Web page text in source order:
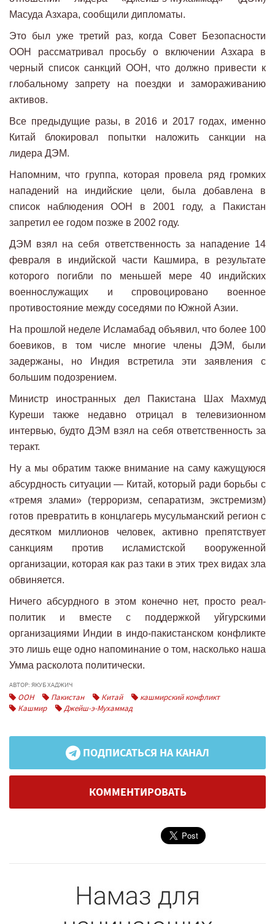
Масуда Азхара, сообщили дипломаты.
Это был уже третий раз, когда Совет Безопасности
ООН рассматривал просьбу о включении Азхара в
черный список санкций ООН, что должно привести к
глобальному запрету на поездки и замораживанию
активов.
Все предыдущие разы, в 2016 и 2017 годах, именно
Китай блокировал попытки наложить санкции на
лидера ДЭМ.
Напомним, что группа, которая провела ряд громких
нападений на индийские цели, была добавлена ​​в
список наблюдения ООН в 2001 году, а Пакистан
запретил ее годом позже в 2002 году.
ДЭМ взял на себя ответственность за нападение 14
февраля в индийской части Кашмира, в результате
которого погибли по меньшей мере 40 индийских
военнослужащих и спровоцировано военное
противостояние между соседями по Южной Азии.
На прошлой неделе Исламабад объявил, что более 100
боевиков, в том числе многие члены ДЭМ, были
задержаны, но Индия встретила эти заявления с
большим подозрением.
Министр иностранных дел Пакистана Шах Махмуд
Куреши также недавно отрицал в телевизионном
интервью, будто ДЭМ взял на себя ответственность за
теракт.
Ну а мы обратим также внимание на саму кажущуюся
абсурдность ситуации — Китай, который ради борьбы с
«тремя злами» (терроризм, сепаратизм, экстремизм)
готов превратить в концлагерь мусульманский регион с
десятком миллионов человек, активно препятствует
санкциям против исламистской вооруженной
организации, которая как раз таки в этих трех видах зла
обвиняется.
Ничего абсурдного в этом конечно нет, просто реал-
политик и вместе с поддержкой уйгурскими
организациями Индии в индо-пакистанском конфликте
это лишь еще одно напоминание о том, насколько наша
Умма расколота политически.
АВТОР: ЯКУБ ХАДЖИЧ
ООН Пакистан Китай
кашмирский конфликт
Кашмир
Джейш-э-Мухаммад
ПОДПИСАТЬСЯ НА КАНАЛ
КОММЕНТИРОВАТЬ